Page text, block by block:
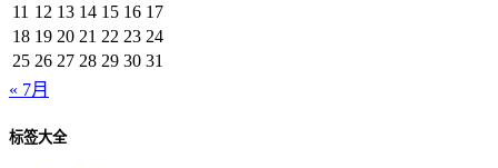
11 12 13 14 15 16 17
18 19 20 21 22 23 24
25 26 27 28 29 30 31
« 7月
标签大全